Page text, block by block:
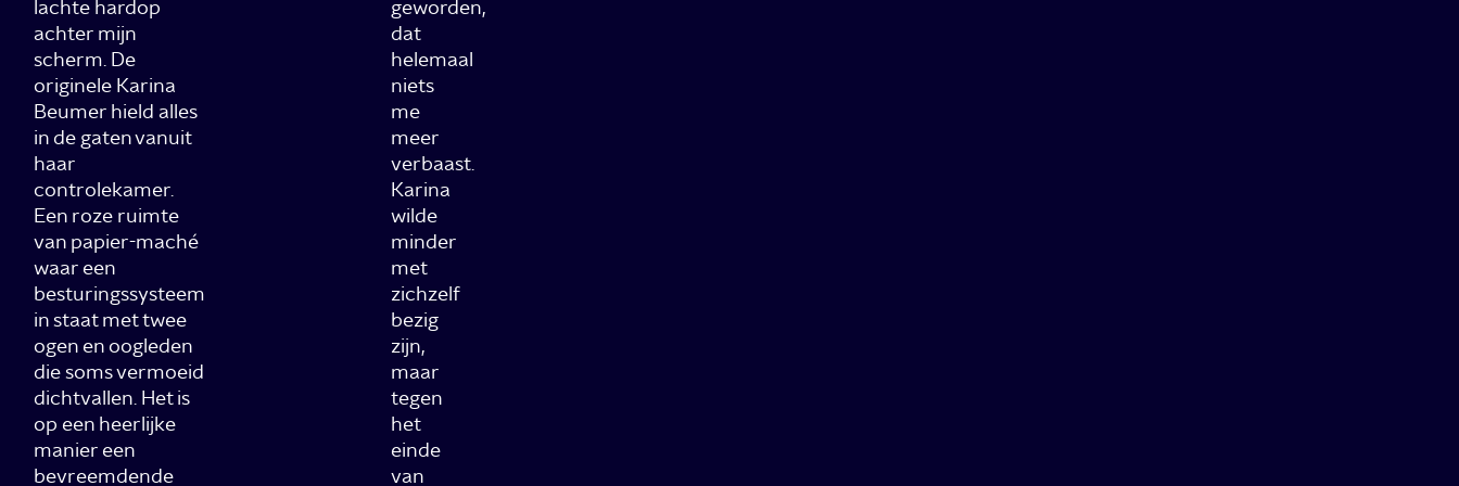
lachte hardop
achter mijn
scherm. De
originele Karina
Beumer hield alles
in de gaten vanuit
haar
controlekamer.
Een roze ruimte
van papier-maché
waar een
besturingssysteem
in staat met twee
ogen en oogleden
die soms vermoeid
dichtvallen. Het is
op een heerlijke
manier een
bevreemdende
geworden,
dat
helemaal
niets
me
meer
verbaast.
Karina
wilde
minder
met
zichzelf
bezig
zijn,
maar
tegen
het
einde
van